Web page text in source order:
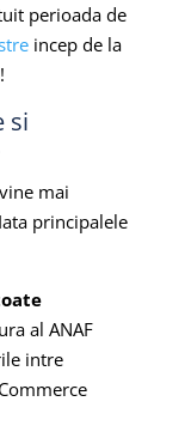
perioada de
incep de la
si
mai
principalele
al ANAF
intre